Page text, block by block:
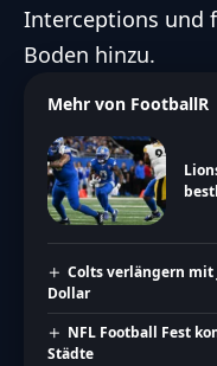
Interceptions und
Boden hinzu.
Mehr von FootballR
Colts verlängern mit
Dollar
NFL Football Fest
Städte